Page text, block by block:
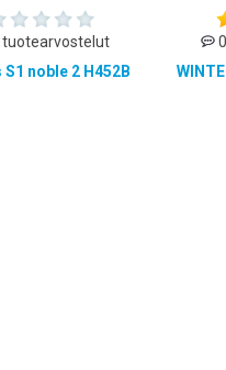
tuotearvostelut
S1 noble 2 H452B